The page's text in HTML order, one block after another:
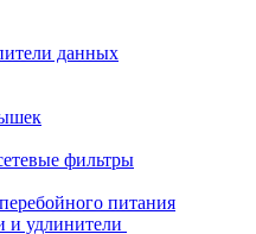
данных
фильтры
питания
и удлинители